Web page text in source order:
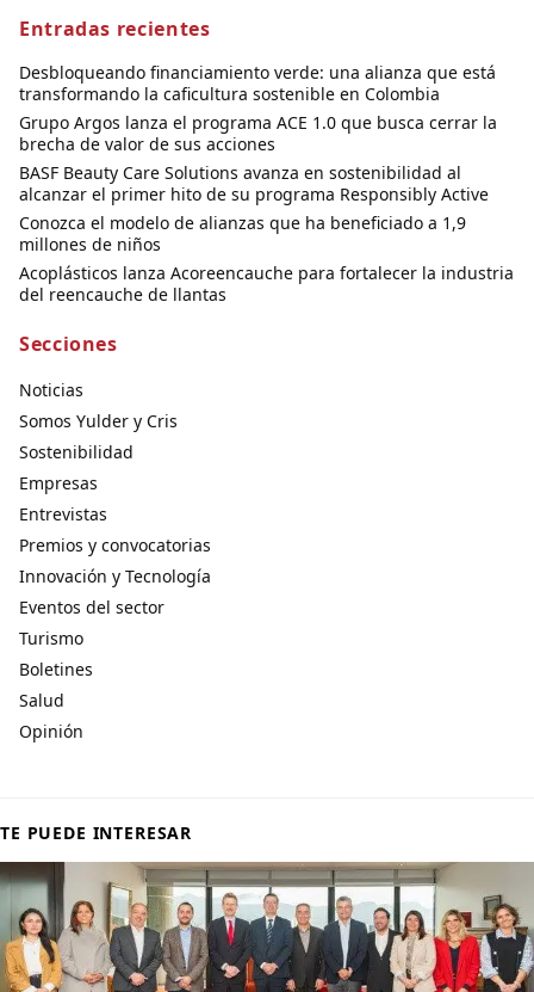
Entradas recientes
Desbloqueando financiamiento verde: una alianza que está
transformando la caficultura sostenible en Colombia
Grupo Argos lanza el programa ACE 1.0 que busca cerrar la
brecha de valor de sus acciones
BASF Beauty Care Solutions avanza en sostenibilidad al
alcanzar el primer hito de su programa Responsibly Active
Conozca el modelo de alianzas que ha beneficiado a 1,9
millones de niños
Acoplásticos lanza Acoreencauche para fortalecer la industria
del reencauche de llantas
Secciones
Noticias
Somos Yulder y Cris
Sostenibilidad
Empresas
Entrevistas
Premios y convocatorias
Innovación y Tecnología
Eventos del sector
Turismo
Boletines
Salud
Opinión
TE PUEDE INTERESAR